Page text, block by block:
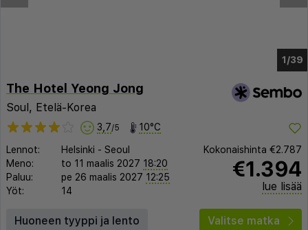
1/35
The Hotel Yeong Jong
Soul, Etelä-Korea
3,7/5 10°C
Lennot: Helsinki - Seoul
Meno:
to 11 maalis 2027 18:20
Paluu:
pe 26 maalis 2027 12:25
Yöt:
14
Kokonaishinta €2.787
€1.394
lue lisää
Huoneen tyyppi ja lento Valitse matka